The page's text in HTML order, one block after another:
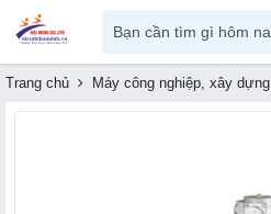
Trang chủ Máy công nghiệp, xây dựng